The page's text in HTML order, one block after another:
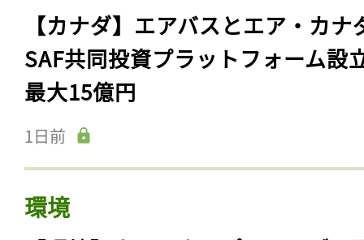
【カナダ】エアバスとエア・カナ
SAF共同投資プラットフォーム設
最大15億円
1日前
環境